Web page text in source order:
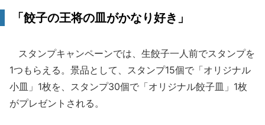
「餃子の王将の皿がかなり好き」
スタンプキャンペーンでは、生餃子一人前でスタンプを
1つもらえる。景品として、スタンプ15個で「オリジナル
小皿」1枚を、スタンプ30個で「オリジナル餃子皿」1枚
がプレゼントされる。